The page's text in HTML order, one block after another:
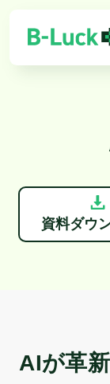
「B-Luck」
解決できる
導入効果
よくある質
資料ダウ
AIが革